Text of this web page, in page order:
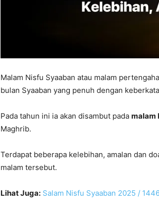
Malam Nisfu Syaaban atau malam
bulan Syaaban yang penuh dengan
Pada tahun ini ia akan disambut pada malam
Maghrib.
Terdapat beberapa kelebihan, amalan dan
malam tersebut.
Lihat Juga: Salam Nisfu Syaaban 2025 /